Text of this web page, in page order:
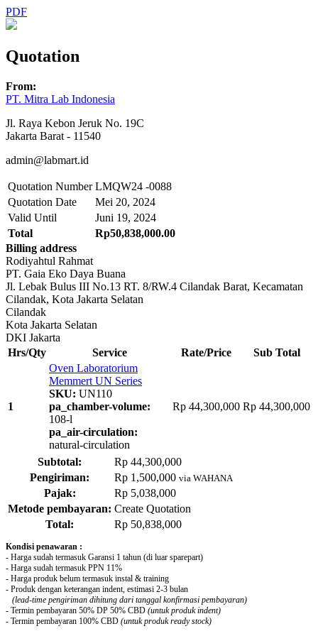
PDF
Quotation
From:
PT. Mitra Lab Indonesia
Jl. Raya Kebon Jeruk No. 19C
Jakarta Barat - 11540
admin@labmart.id
Quotation Number LMQW24 -0088
Quotation Date
Mei 20, 2024
Valid Until
Juni 19, 2024
Total
Rp50,838,000.00
Billing address
Rodiyahtul Rahmat
PT. Gaia Eko Daya Buana
Jl. Lebak Bulus III No.13 RT. 8/RW.4 Cilandak Barat, Kecamatan
Cilandak, Kota Jakarta Selatan
Cilandak
Kota Jakarta Selatan
DKI Jakarta
Hrs/Qty
Service Rate/Price Sub Total
1
Oven Laboratorium
Memmert UN Series
SKU: UN110
pa_chamber-volume:
108-l
pa_air-circulation:
natural-circulation
Rp 44,300,000 Rp 44,300,000
Subtotal: Rp 44,300,000
Pengiriman:
Rp 1,500,000 via WAHANA
Pajak: Rp 5,038,000
Metode pembayaran: Create Quotation
Total:
Rp 50,838,000
Kondisi penawaran :
- Harga sudah termasuk Garansi 1 tahun (di luar sparepart)
- Harga sudah termasuk PPN 11%
- Harga produk belum termasuk instal & training
- Produk dengan keterangan indent, estimasi 2-3 bulan
(lead-time pengiriman dihitung dari tanggal konfirmasi pembayaran)
- Termin pembayaran 50% DP 50% CBD (untuk produk indent)
- Termin pembayaran 100% CBD (untuk produk ready stock)